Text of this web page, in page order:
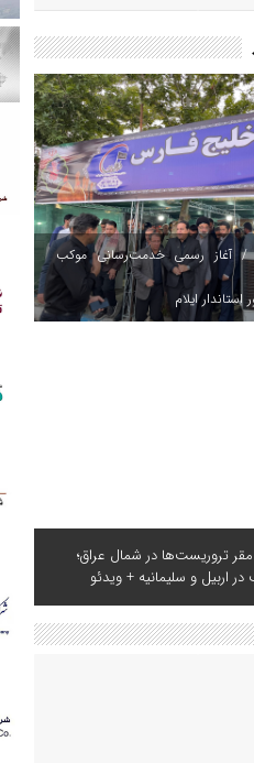
/ آغاز رسمی خدمت‌رسانی موکب
ایلام
تروریست‌ها در شمال عراق؛
اربیل و سلیمانیه + ویدئو